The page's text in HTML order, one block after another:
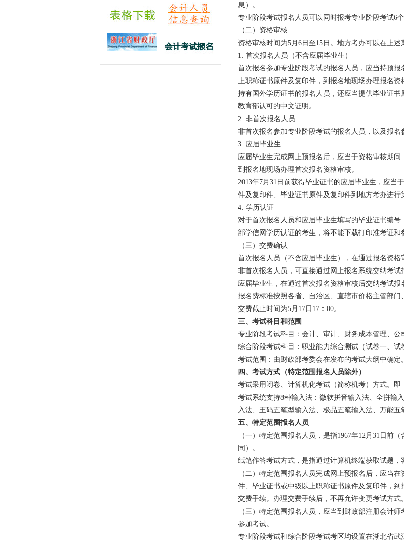
息）。
专业阶段考试报名人员可以同时报考专业阶段考试6
（二）资格审核
资格审核时间为5月6日至15日。地方考办可以在上述
1. 首次报名人员（不含应届毕业生）
首次报名参加专业阶段考试的报名人员，应当持预
上职称证书原件及复印件，到报名地现场办理报名资
持有国外学历证书的报名人员，还应当提供毕业证
教育部认可的中文证明。
2. 非首次报名人员
非首次报名参加专业阶段考试的报名人员，以及报
3. 应届毕业生
应届毕业生完成网上预报名后，应当于资格审核期
到报名地现场办理首次报名资格审核。
2013年7月31日前获得毕业证书的应届毕业生，应当
件及复印件、毕业证书原件及复印件到地方考办进行
4. 学历认证
对于首次报名人员和应届毕业生填写的毕业证书编
部学信网学历认证的考生，将不能下载打印准考证和
（三）交费确认
首次报名人员（不含应届毕业生），在通过报名资格
非首次报名人员，可直接通过网上报名系统交纳考试
应届毕业生，在通过首次报名资格审核后交纳考试报
报名费标准按照各省、自治区、直辖市价格主管部门
交费截止时间为5月17日17：00。
三、考试科目和范围
专业阶段考试科目：会计、审计、财务成本管理、公
综合阶段考试科目：职业能力综合测试（试卷一、试
考试范围：由财政部考委会在发布的考试大纲中确定。
四、考试方式（特定范围报名人员除外）
考试采用闭卷、计算机化考试（简称机考）方式。即
考试系统支持8种输入法：微软拼音输入法、全拼输
入法、王码五笔型输入法、极品五笔输入法、万能五
五、特定范围报名人员
（一）特定范围报名人员，是指1967年12月31日前
同）。
纸笔作答考试方式，是指通过计算机终端获取试题
（二）特定范围报名人员完成网上预报名后，应当
件、毕业证书或中级以上职称证书原件及复印件，
交费手续。办理交费手续后，不再允许变更考试方式。
（三）特定范围报名人员，应当到财政部注册会计
参加考试。
专业阶段考试和综合阶段考试考区均设置在湖北省武